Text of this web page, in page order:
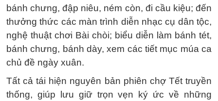
bánh chưng, đập niêu, ném còn, đi cầu kiệu; đến
thưởng thức các màn trình diễn nhạc cụ dân tộc,
nghệ thuật chơi Bài chòi; biểu diễn làm bánh tét,
bánh chưng, bánh dày, xem các tiết mục múa ca
chủ đề ngày xuân.
Tất cả tái hiện nguyên bản phiên chợ Tết truyền
thống, giúp lưu giữ trọn vẹn ký ức về những